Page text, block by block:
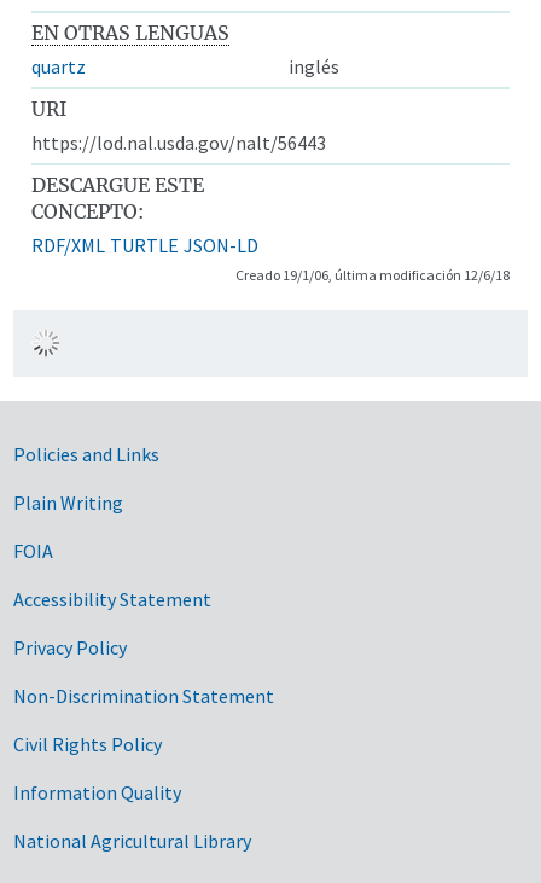
EN OTRAS LENGUAS
quartz
inglés
URI
https://lod.nal.usda.gov/nalt/56443
DESCARGUE ESTE
CONCEPTO:
RDF/XML TURTLE JSON-LD
Creado 19/1/06, última modificación 12/6/18
Government Links
Policies and Links
Plain Writing
FOIA
Accessibility Statement
Privacy Policy
Non-Discrimination Statement
Civil Rights Policy
Information Quality
National Agricultural Library